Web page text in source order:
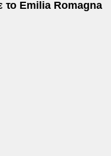
Εmilia Romagna